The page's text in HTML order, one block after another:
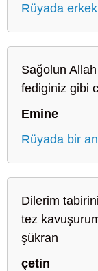
Rüyada
Sağolun
fediginiz gibi
Emine
Rüyada bir
Dilerim
tez
şükran
çetin